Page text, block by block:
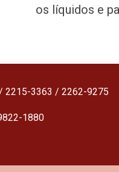
os líquidos e
2215-3363 / 2262-9275
1880